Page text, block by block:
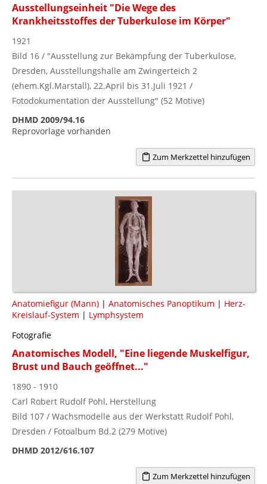
Ausstellungseinheit "Die Wege des
Krankheitsstoffes der Tuberkulose im Körper"
1921
Bild 16 / "Ausstellung zur Bekämpfung der Tuberkulose,
Dresden, Ausstellungshalle am Zwingerteich 2
(ehem.Kgl.Marstall), 22.April bis 31.Juli 1921 /
Fotodokumentation der Ausstellung" (52 Motive)
DHMD 2009/94.16
Reprovorlage vorhanden
Zum Merkzettel hinzufügen
Anatomiefigur (Mann) | Anatomisches Panoptikum | Herz-
Kreislauf-System | Lymphsystem
Fotografie
Anatomisches Modell, "Eine liegende Muskelfigur,
Brust und Bauch geöffnet..."
1890 - 1910
Carl Robert Rudolf Pohl, Herstellung
Bild 107 / Wachsmodelle aus der Werkstatt Rudolf Pohl,
Dresden / Fotoalbum Bd.2 (279 Motive)
DHMD 2012/616.107
Zum Merkzettel hinzufügen